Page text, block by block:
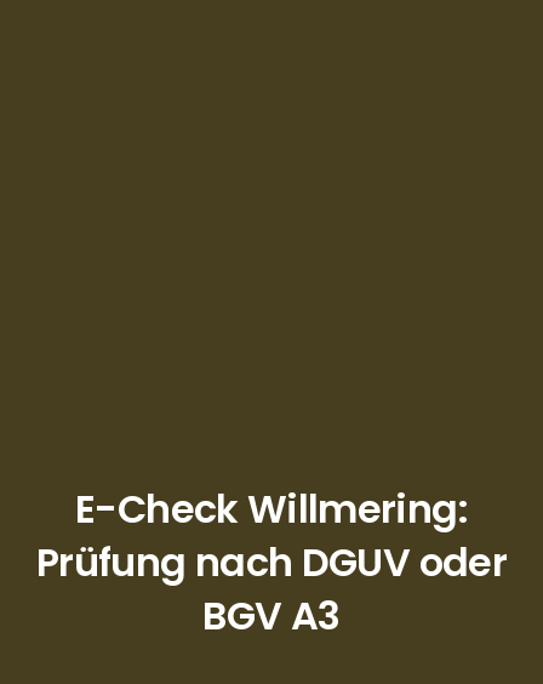
E-Check Willmering:
Prüfung nach DGUV oder
BGV A3